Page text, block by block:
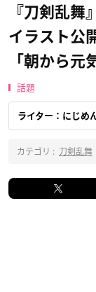
『刀剣乱舞
イラスト公
「朝から元
話題
ライター：にじめ
カテゴリ : 刀剣乱舞